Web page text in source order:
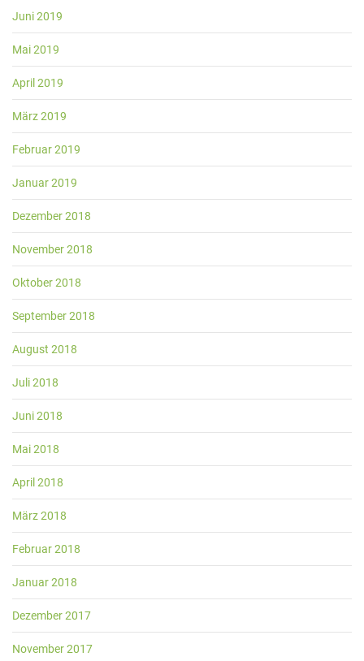
Juni 2019
Mai 2019
April 2019
März 2019
Februar 2019
Januar 2019
Dezember 2018
November 2018
Oktober 2018
September 2018
August 2018
Juli 2018
Juni 2018
Mai 2018
April 2018
März 2018
Februar 2018
Januar 2018
Dezember 2017
November 2017